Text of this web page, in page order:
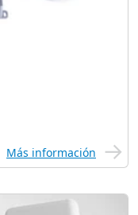
Más información